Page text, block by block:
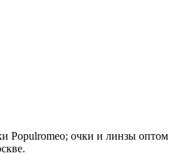
Populromeo; очки и линзы оптом